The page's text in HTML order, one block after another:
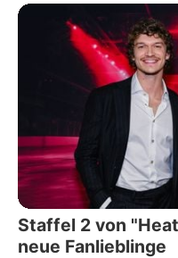
Staffel 2 von
neue Fanlieblinge